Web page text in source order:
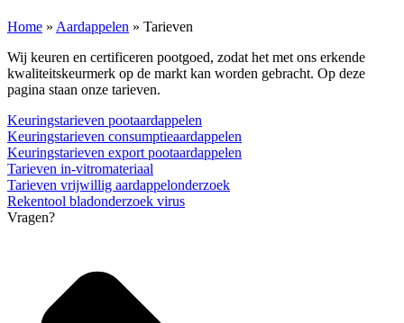
Home » Aardappelen » Tarieven
Wij keuren en certificeren pootgoed, zodat het met ons erkende
kwaliteitskeurmerk op de markt kan worden gebracht. Op deze
pagina staan onze tarieven.
Keuringstarieven pootaardappelen
Keuringstarieven consumptieaardappelen
Keuringstarieven export pootaardappelen
Tarieven in-vitromateriaal
Tarieven vrijwillig aardappelonderzoek
Rekentool bladonderzoek virus
Vragen?